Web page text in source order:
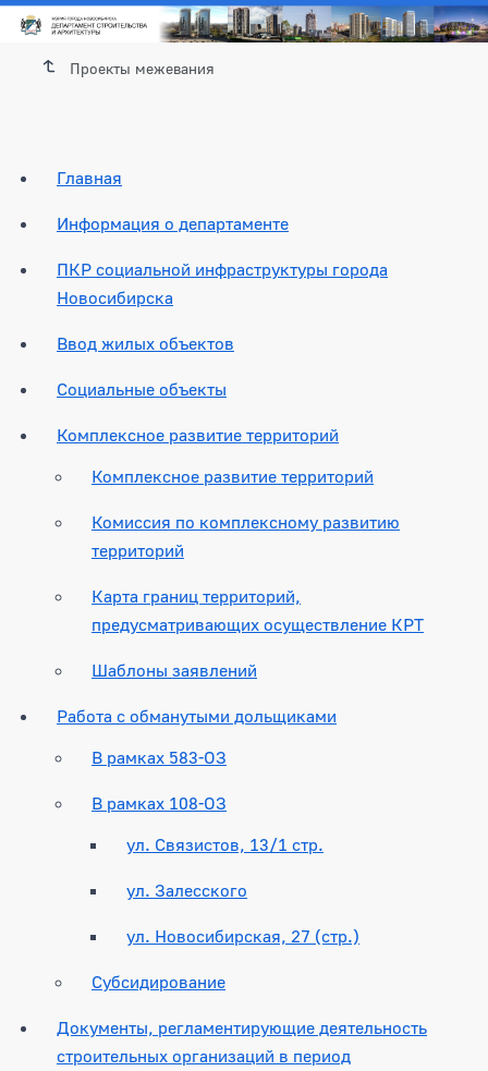
Проекты межевания
Главная
Информация о департаменте
ПКР социальной инфраструктуры города
Новосибирска
Ввод жилых объектов
Социальные объекты
Комплексное развитие территорий
Комплексное развитие территорий
Комиссия по комплексному развитию
территорий
Карта границ территорий,
предусматривающих осуществление КРТ
Шаблоны заявлений
Работа с обманутыми дольщиками
В рамках 583-ОЗ
В рамках 108-ОЗ
ул. Связистов, 13/1 стр.
ул. Залесского
ул. Новосибирская, 27 (стр.)
Субсидирование
Документы, регламентирующие деятельность
строительных организаций в период